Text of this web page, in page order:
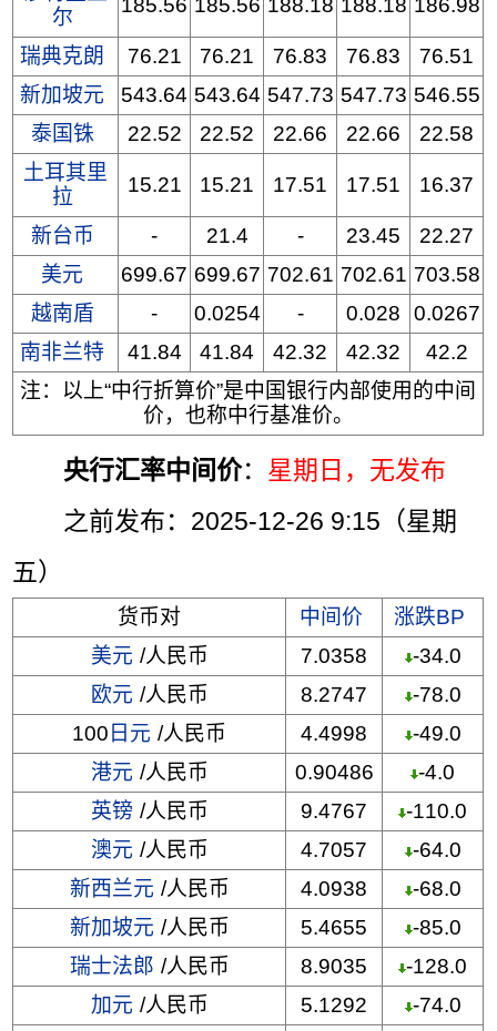
尔
185.56 185.56 188.18 188.18 186.98
瑞典克朗 76.21 76.21 76.83 76.83
76.51
新加坡元
543.64 543.64 547.73 547.73 546.55
泰国铢
22.52 22.52 22.66 22.66
22.58
土耳其里
拉
15.21 15.21 17.51 17.51 16.37
新台币 - 21.4 - 23.45
22.27
美元
699.67 699.67 702.61 702.61 703.58
越南盾
- 0.0254 - 0.028
0.0267
南非兰特
41.84 41.84 42.32 42.32
42.2
注：以上“中行折算价”是中国银行内部使用的中间
价，也称中行基准价。
央行汇率中间价： 星期日 ，无发布
之前发布：2025-12-26 9:15（星期
五）
货币对 中间价
涨跌BP
美元 /人民币 7.0358
-34.0
欧元 /人民币 8.2747
-78.0
100 日元 /人民币 4.4998
-49.0
港元 /人民币 0.90486
-4.0
英镑 /人民币 9.4767
-110.0
澳元 /人民币 4.7057
-64.0
新西兰元 /人民币 4.0938
-68.0
新加坡元 /人民币 5.4655
-85.0
瑞士法郎 /人民币 8.9035
-128.0
加元 /人民币 5.1292
-74.0